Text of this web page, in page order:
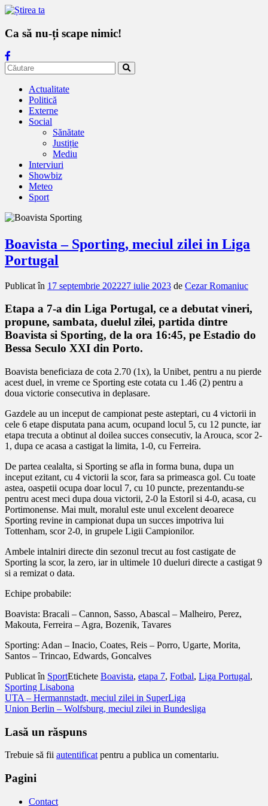
Ca să nu-ți scape nimic!
Actualitate
Politică
Externe
Social
Sănătate
Justiție
Mediu
Interviuri
Showbiz
Meteo
Sport
Boavista – Sporting, meciul zilei in Liga
Portugal
Publicat în 17 septembrie 202227 iulie 2023 de Cezar Romaniuc
Etapa a 7-a din Liga Portugal, ce a debutat vineri,
propune, sambata, duelul zilei, partida dintre
Boavista si Sporting, de la ora 16:45, pe Estadio do
Bessa Seculo XXI din Porto.
Boavista beneficiaza de cota 2.70 (1x), la Unibet, pentru a nu pierde
acest duel, in vreme ce Sporting este cotata cu 1.46 (2) pentru a
doua victorie consecutiva in deplasare.
Gazdele au un inceput de campionat peste asteptari, cu 4 victorii in
cele 6 etape disputata pana acum, ocupand locul 5, cu 12 puncte, iar
etapa trecuta a obtinut al doilea succes consecutiv, la Arouca, scor 2-
1, dupa ce acasa a castigat la limita, 1-0, cu Ferreira.
De partea cealalta, si Sporting se afla in forma buna, dupa un
inceput ezitant, cu 4 victorii la scor, fara sa primeasca gol. Cu toate
astea, oaspetii ocupa doar locul 7, cu 10 puncte, prezentandu-se
pentru acest meci dupa doua victorii, 2-0 la Estoril si 4-0, acasa, cu
Portimonense. Mai mult, moralul este unul excelent deoarece
Sporting revine in campionat dupa un succes impotriva lui
Tottenham, scor 2-0, in grupele Ligii Campionilor.
Ambele intalniri directe din sezonul trecut au fost castigate de
Sporting la scor, la zero, iar in ultimele 10 dueluri directe a castigat 9
si a remizat o data.
Echipe probabile:
Boavista: Bracali – Cannon, Sasso, Abascal – Malheiro, Perez,
Makouta, Ferreira – Agra, Bozenik, Tavares
Sporting: Adan – Inacio, Coates, Reis – Porro, Ugarte, Morita,
Santos – Trincao, Edwards, Goncalves
Publicat în SportEtichete Boavista, etapa 7, Fotbal, Liga Portugal,
Sporting Lisabona
Navigare
în
articole
UTA – Hermannstadt, meciul zilei in SuperLiga
Union Berlin – Wolfsburg, meciul zilei in Bundesliga
Lasă un răspuns
Trebuie să fii autentificatpentru a publica un comentariu.
Pagini
Contact